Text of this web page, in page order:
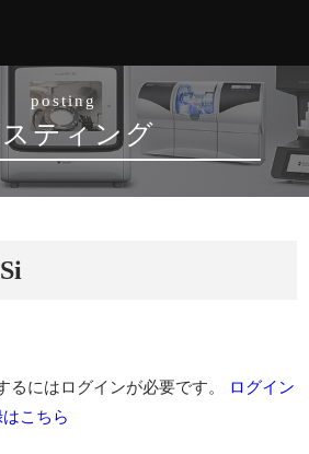
posting
ティング
るにはログインが必要です。
ログイン
こちら